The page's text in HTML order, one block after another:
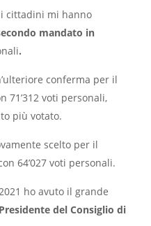
cittadini mi hanno
mandato in
.
conferma per il
71’312 voti personali,
più votato.
scelto per il
64’027 voti personali.
ho avuto il grande
Presidente del Consiglio di